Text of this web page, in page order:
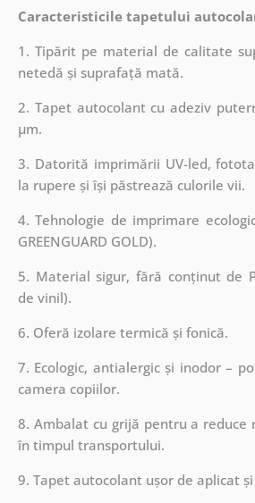
Caracteristicile tapetului
1. Tipărit pe material de calitate
netedă și suprafață mată.
2. Tapet autocolant cu adeziv
µm.
3. Datorită imprimării UV-led,
la rupere și își păstrează culorile vii.
4. Tehnologie de imprimare
GREENGUARD GOLD).
5. Material sigur, fără conținut de
de vinil).
6. Oferă izolare termică și fonică.
7. Ecologic, antialergic și inodor –
camera copiilor.
8. Ambalat cu grijă pentru a reduce
în timpul transportului.
9. Tapet autocolant ușor de aplicat